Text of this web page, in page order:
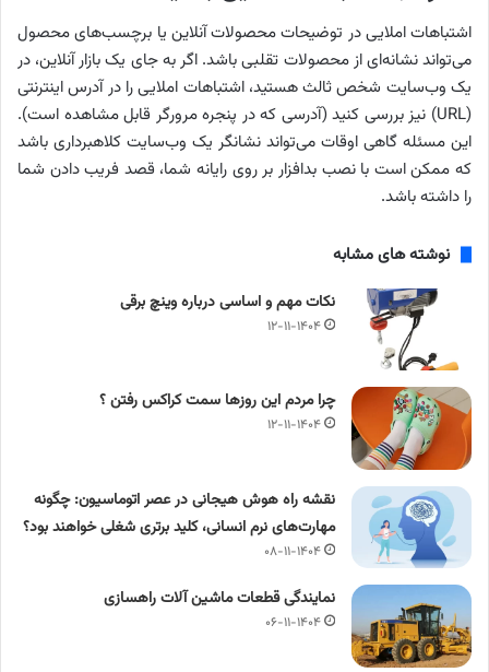
اشتباهات املایی در توضیحات محصولات آنلاین یا برچسب‌های محصول
می‌تواند نشانه‌ای از محصولات تقلبی باشد. اگر به جای یک بازار آنلاین، در
یک وب‌سایت شخص ثالث هستید، اشتباهات املایی را در آدرس اینترنتی
(URL) نیز بررسی کنید (آدرسی که در پنجره مرورگر قابل مشاهده است).
این مسئله گاهی اوقات می‌تواند نشانگر یک وب‌سایت کلاهبرداری باشد
که ممکن است با نصب بدافزار بر روی رایانه شما، قصد فریب دادن شما
را داشته باشد.
نوشته های مشابه
نکات مهم و اساسی درباره وینچ برقی
۱۲-۱۱-۱۴۰۴
چرا مردم این روزها سمت کراکس رفتن ؟
۱۲-۱۱-۱۴۰۴
نقشه راه هوش هیجانی در عصر اتوماسیون: چگونه
مهارت‌های نرم انسانی، کلید برتری شغلی خواهند بود؟
۰۸-۱۱-۱۴۰۴
نمایندگی قطعات ماشین آلات راهسازی
۰۶-۱۱-۱۴۰۴